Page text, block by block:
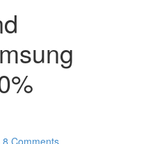
8 Comments